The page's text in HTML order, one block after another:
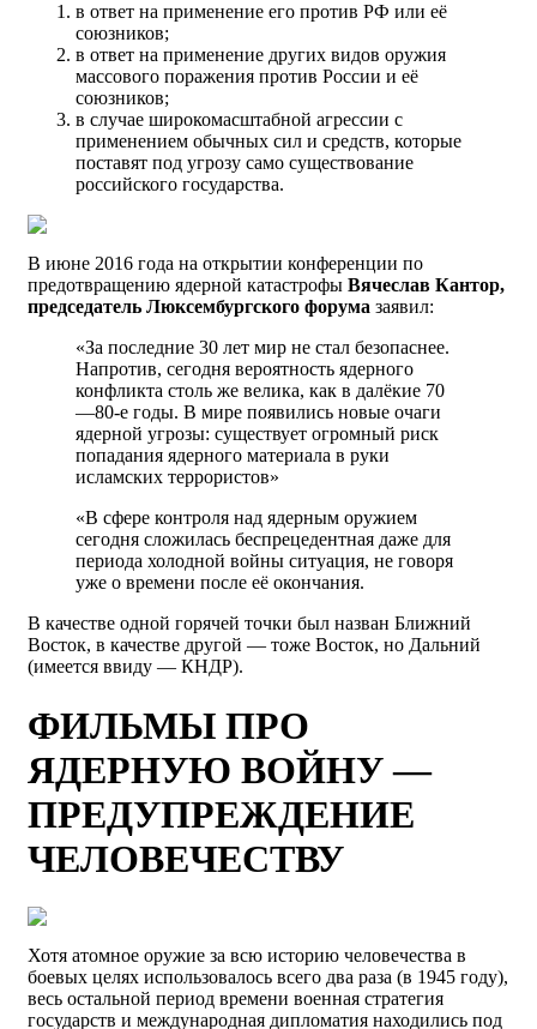
в ответ на применение его против РФ или её
союзников;
в ответ на применение других видов оружия
массового поражения против России и её
союзников;
в случае широкомасштабной агрессии с
применением обычных сил и средств, которые
поставят под угрозу само существование
российского государства.
В июне 2016 года на открытии конференции по
предотвращению ядерной катастрофы Вячеслав Кантор,
председатель Люксембургского форума заявил:
«За последние 30 лет мир не стал безопаснее.
Напротив, сегодня вероятность ядерного
конфликта столь же велика, как в далёкие 70
—80-е годы. В мире появились новые очаги
ядерной угрозы: существует огромный риск
попадания ядерного материала в руки
исламских террористов»
«В сфере контроля над ядерным оружием
сегодня сложилась беспрецедентная даже для
периода холодной войны ситуация, не говоря
уже о времени после её окончания.
В качестве одной горячей точки был назван Ближний
Восток, в качестве другой — тоже Восток, но Дальний
(имеется ввиду — КНДР).
ФИЛЬМЫ ПРО
ЯДЕРНУЮ ВОЙНУ —
ПРЕДУПРЕЖДЕНИЕ
ЧЕЛОВЕЧЕСТВУ
Хотя атомное оружие за всю историю человечества в
боевых целях использовалось всего два раза (в 1945 году),
весь остальной период времени военная стратегия
государств и международная дипломатия находились под